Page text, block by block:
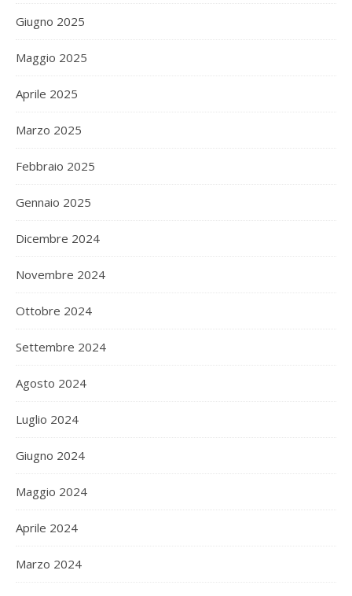
Giugno 2025
Maggio 2025
Aprile 2025
Marzo 2025
Febbraio 2025
Gennaio 2025
Dicembre 2024
Novembre 2024
Ottobre 2024
Settembre 2024
Agosto 2024
Luglio 2024
Giugno 2024
Maggio 2024
Aprile 2024
Marzo 2024